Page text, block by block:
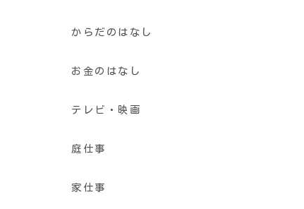
からだのはなし
お金のはなし
テレビ・映画
庭仕事
家仕事